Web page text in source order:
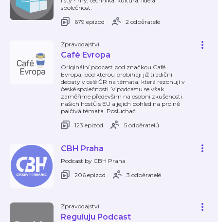
společnost.
679 epizod
2 odběratelé
Zpravodajství
Café Evropa
Originální podcast pod značkou Café
Evropa, pod kterou probíhají již tradiční
debaty v celé ČR na témata, která rezonují v
české společnosti. V podcastu se však
zaměříme především na osobní zkušenosti
našich hostů s EU a jejich pohled na pro ně
palčivá témata. Posluchač…
123 epizod
5 odběratelů
CBH Praha
Podcast by CBH Praha
206 epizod
3 odběratelé
Zpravodajství
Reguluju Podcast